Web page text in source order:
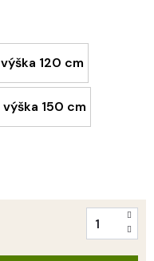
výška 120 cm
výška 150 cm